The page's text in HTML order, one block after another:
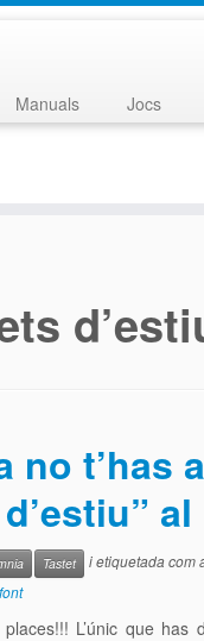
Manuals Jocs
no
Tastet i etiquetada com
L’únic que